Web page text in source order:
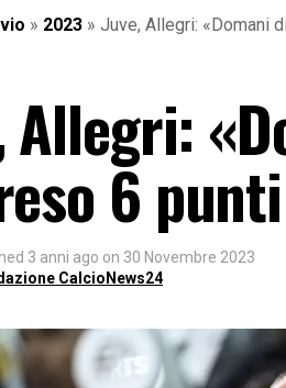
» 2023 » Juve, Allegri: «Domani
Allegri:
6
3 anni ago on 30 Novembre 2023
CalcioNews24